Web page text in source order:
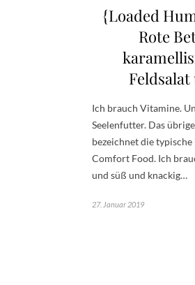
{Loaded
Rote
Ich brauch Vitamine.
Seelenfutter. Das
bezeichnet die
Comfort Food. Ich
und süß und knackig…
27. Januar 2019